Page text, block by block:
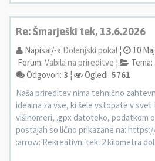
Re: Šmarješki tek, 13.6.2026
Napisal/-a Dolenjski pokal ¦
10
Forum: Vabila na prireditve ¦ Tema:
Odgovori: 3 ¦ Ogledi: 5761
Naša prireditev nima tehnično
idealna za vse, ki šele vstopate v svet
višinomeri, .gpx datoteko, podatkom
postajah so lično prikazane na:
:arrow: Rekreativni tek: 2 kilometra